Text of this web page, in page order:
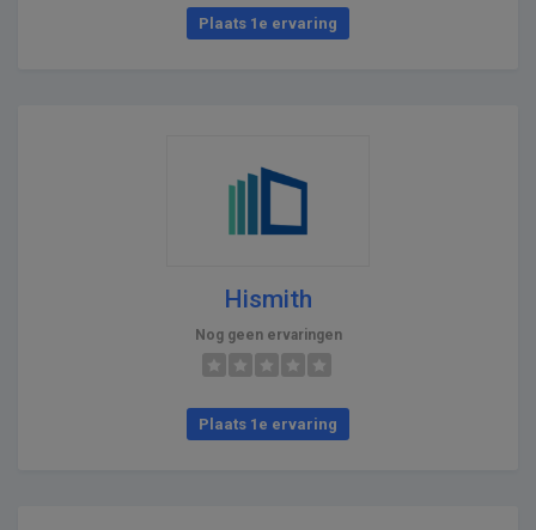
Plaats 1e ervaring
Hismith
Nog geen ervaringen
Plaats 1e ervaring